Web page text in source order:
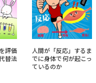
評価
替法
人間が「反応」するま
でに身体で何が起こっ
ているのか